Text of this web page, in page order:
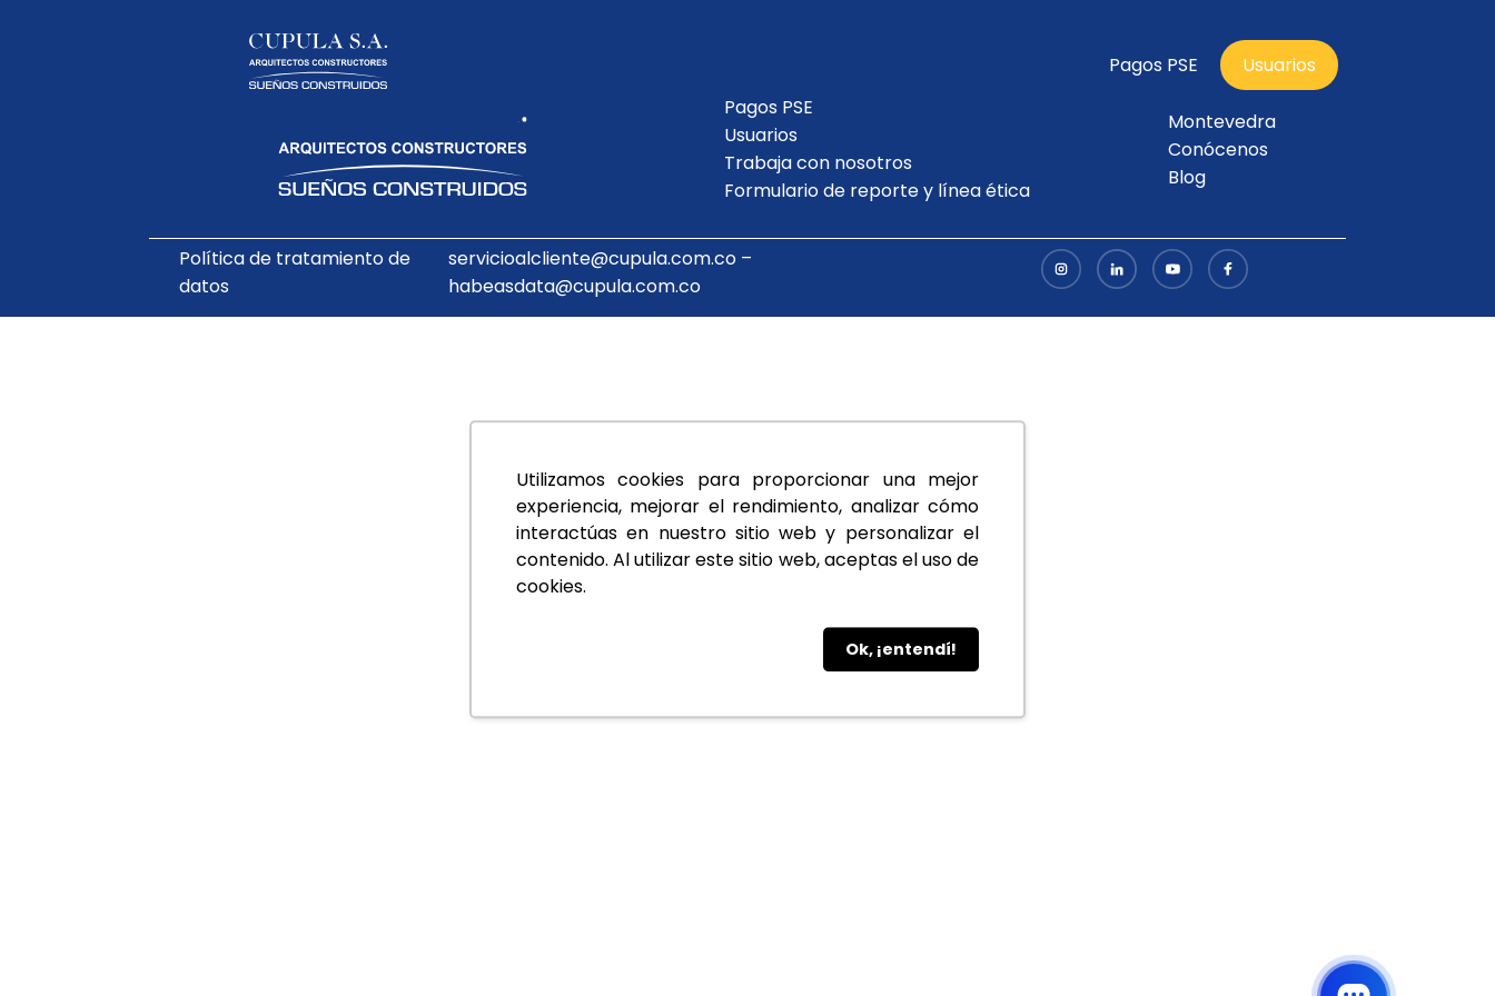
Utilizamos cookies para proporcionar una mejor
experiencia, mejorar el rendimiento, analizar cómo
interactúas en nuestro sitio web y personalizar el
contenido. Al utilizar este sitio web, aceptas el uso de
cookies.
Ok, ¡entendí!
Pagos PSE
Usuarios
Pagos PSE
Usuarios
Trabaja con nosotros
Formulario de reporte y línea ética
Montevedra
Conócenos
Blog
Política de tratamiento de
datos
servicioalcliente@cupula.com.co –
habeasdata@cupula.com.co